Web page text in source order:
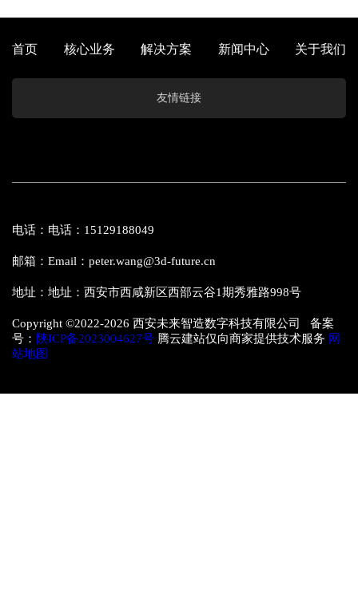
首页 核心业务 解决方案 新闻中心 关于我们
友情链接
电话：电话：15129188049
邮箱：Email：peter.wang@3d-future.cn
地址：地址：西安市西咸新区西部云谷1期秀雅路998号
Copyright ©2022-2026 西安未来智造数字科技有限公司 备案
号： 陕ICP备2023004627号 腾云建站仅向商家提供技术服务 网
站地图